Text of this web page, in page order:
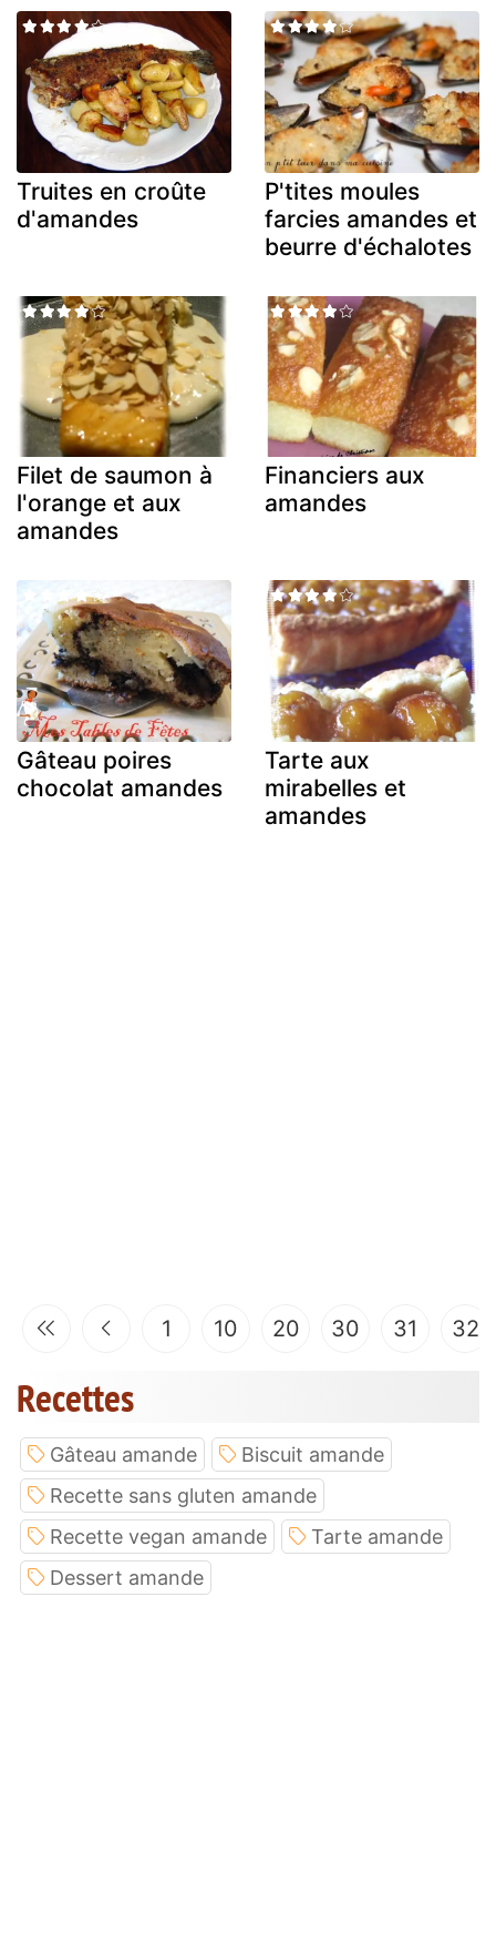
Truites en croûte
d'amandes
P'tites moules
farcies amandes et
beurre d'échalotes
Filet de saumon à
l'orange et aux
amandes
Financiers aux
amandes
Gâteau poires
chocolat amandes
Tarte aux
mirabelles et
amandes
1 10 20 30 31 32
Recettes
Gâteau amande
Biscuit amande
Recette sans gluten amande
Recette vegan amande
Tarte amande
Dessert amande